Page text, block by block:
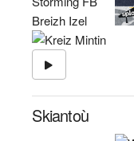
Skiantoù